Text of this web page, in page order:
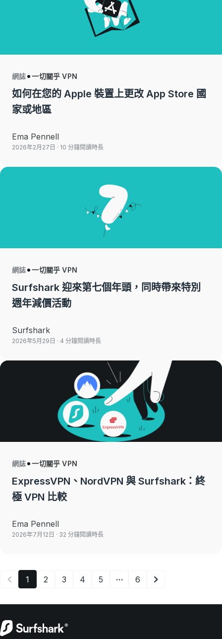
網誌 一切關乎 VPN
如何在您的 Apple 裝置上更改 App Store 國
家或地區
Ema Pennell
2026年2月27日 · 10 分鐘閱讀時長
網誌 一切關乎 VPN
Surfshark 迎來第七個年頭，同時帶來特別
週年減價活動
Surfshark
2026年5月29日 · 4 分鐘閱讀時長
網誌 一切關乎 VPN
ExpressVPN、NordVPN 與 Surfshark：終
極 VPN 比較
Ema Pennell
2026年7月12日 · 32 分鐘閱讀時長
1 2 3 4 5 … 6